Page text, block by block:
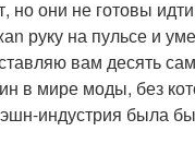
но они не готовы
руку на пульсе и
вам десять
в мире моды, без
индустрия была